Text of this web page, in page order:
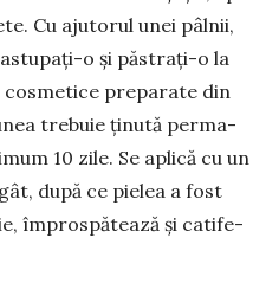
Cu aju­to­rul unei pâlnii,
o și păs­trați-o la
prepa­rate din
trebuie ținută per­ma­
10 zile. Se apli­că cu un
după ce pielea a fost
îm­­pros­­pă­tea­ză și catife­